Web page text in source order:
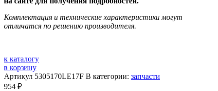
Комплектация и технические характеристики могут
отличатся по решению производителя.
к каталогу
в корзину
Артикул 5305170LE17F В категории: запчасти
954 ₽